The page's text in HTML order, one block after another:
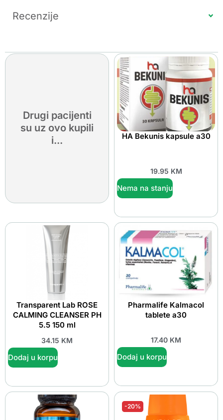
Recenzije
Drugi pacijenti
su uz ovo kupili
i...
HA Bekunis kapsule a30
19.95 KM
Nema na stanju
Transparent Lab ROSE
CALMING CLEANSER PH
5.5 150 ml
34.15 KM
Dodaj u korpu
Pharmalife Kalmacol
tablete a30
17.40 KM
Dodaj u korpu
-20%